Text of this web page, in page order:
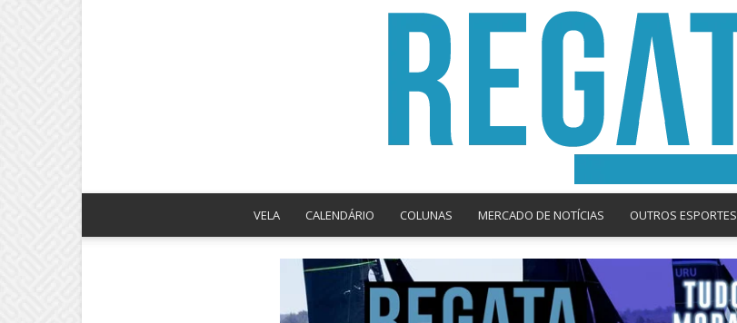
VELA CALENDÁRIO COLUNAS MERCADO DE NOTÍCIAS OUTROS ESPORTES